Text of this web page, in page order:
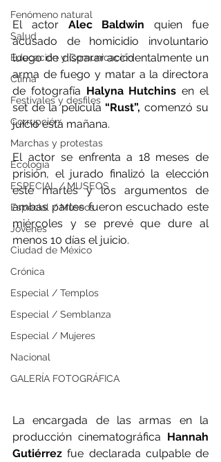
Fenómeno natural
Salud
Educación y Comunicación
Clima
Festivales y desfiles
Corrupción
Marchas y protestas
Ecología
ESPECIAL / MUSEOS
Especial / Museos
Jóvenes
Ciudad de México
Crónica
Especial / Templos
Especial / Semblanza
Especial / Mujeres
Nacional
GALERÍA FOTOGRÁFICA
El actor Alec Baldwin quien fue
acusado de homicidio involuntario
luego de disparar accidentalmente un
arma de fuego y matar a la directora
de fotografía Halyna Hutchins en el
set de la película “Rust”, comenzó su
juicio está mañana.
El actor se enfrenta a 18 meses de
prisión, el jurado finalizó la elección
este martes y los argumentos de
ambas partes fueron escuchado este
miércoles y se prevé que dure al
menos 10 días el juicio.
La encargada de las armas en la
producción cinematográfica Hannah
Gutiérrez fue declarada culpable de